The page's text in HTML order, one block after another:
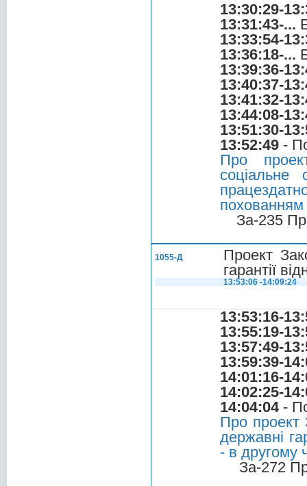
13:30:29-
13:31:43-...
13:33:54-
13:36:18-...
13:39:36-
13:40:37-
13:41:32-
13:44:08-
13:51:30-
13:52:49 -
Про
похованням
За-235
1055-Д
Проект
гарантії
13:53:06 -14:09:24
13:53:16-
13:55:19-
13:57:49-
13:59:39-
14:01:16-
14:02:25-
14:04:04-
Про проект
державні
- в другому
За-272